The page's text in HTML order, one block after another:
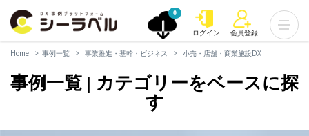
0
ログイン 会員登録
Home 事例一覧 事業推進・基幹・ビジネス 小売・店舗・商業施設DX
事例一覧 | カテゴリーをベースに探
す